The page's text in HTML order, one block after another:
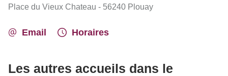
Place du Vieux Chateau - 56240 Plouay
Email Horaires
Les autres accueils dans le